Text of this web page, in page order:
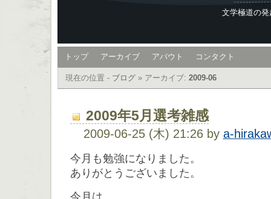
文学極道の
トップ アーカイブ アバウト コンタクト
現在の位置 - ブログ » アーカイブ: 2009-06
2009年5月選考雑感
2009-06-25 (木) 21:26 by a-
今月も勉強になりました。
ありがとうございました。